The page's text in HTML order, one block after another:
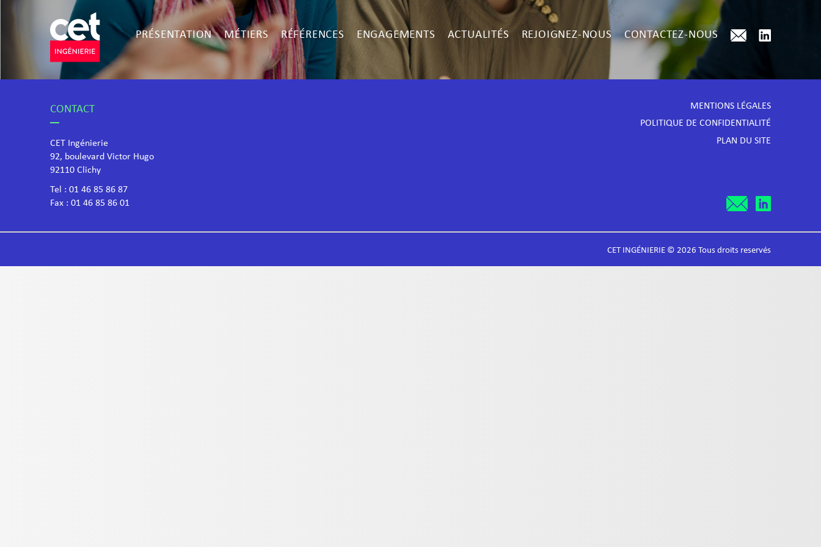
PRÉSENTATION MÉTIERS RÉFÉRENCES ENGAGEMENTS ACTUALITÉS REJOIGNEZ-NOUS CONTACTEZ-NOUS
CONTACT
CET Ingénierie
92, boulevard Victor Hugo
​92110 Clichy
Tel : 01 46 85 86 87
Fax : 01 46 85 86 01
MENTIONS LÉGALES
POLITIQUE DE CONFIDENTIALITÉ
PLAN DU SITE
CET INGÉNIERIE © 2026 Tous droits reservés